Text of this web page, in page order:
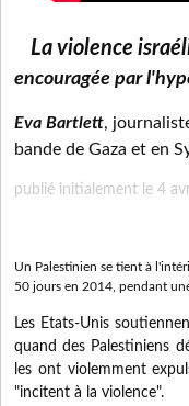
La violence
encouragée par
Eva Bartlett,
bande de Gaza et en
publié initialement le 4
Un Palestinien se tient à
50 jours en 2014, pendant
Les Etats-Unis
quand des Palestiniens
les ont violemment
"incitent à la violence".